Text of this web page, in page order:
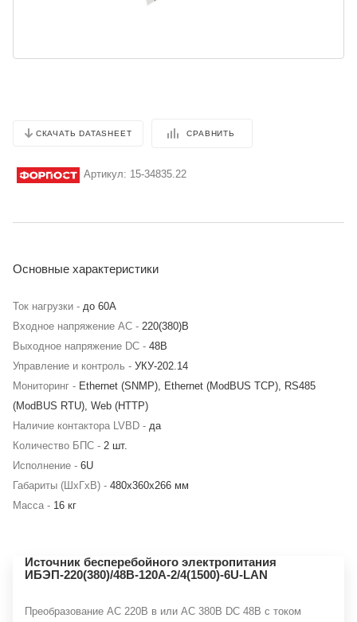
СКАЧАТЬ DATASHEET СРАВНИТЬ
Артикул: 15-34835.22
Основные характеристики
Ток нагрузки - до 60А
Входное напряжение AC - 220(380)В
Выходное напряжение DC - 48В
Управление и контроль - УКУ-202.14
Мониторинг - Ethernet (SNMP), Ethernet (ModBUS TCP), RS485
(ModBUS RTU), Web (HTTP)
Наличие контактора LVBD - да
Количество БПС - 2 шт.
Исполнение - 6U
Габариты (ШхГхВ) - 480х360х266 мм
Масса - 16 кг
Источник бесперебойного электропитания
ИБЭП-220(380)/48B-120A-2/4(1500)-6U-LAN
Преобразование АС 220В в или AC 380В DC 48В с током